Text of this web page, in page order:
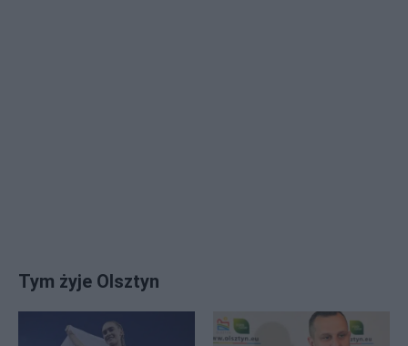
Tym żyje Olsztyn